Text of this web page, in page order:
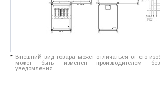
* Внешний вид товара может отличаться от его
может быть изменен производителем без
уведомления.